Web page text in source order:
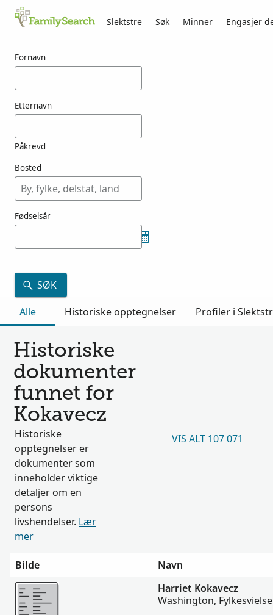
Slektstre Søk Minner Engasjer
Fornavn
Etternavn
Påkrevd
Bosted
Fødselsår
SØK
Alle
Historiske opptegnelser Profiler i
Historiske
dokumenter
funnet for
Kokavecz
Historiske
opptegnelser er
dokumenter som
inneholder viktige
detaljer om en
persons
livshendelser. Lær
mer
VIS ALT 107 071
Bilde
Navn
Flere
Harriet Kokavecz
Washington,